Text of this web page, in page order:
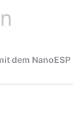
dem NanoESP